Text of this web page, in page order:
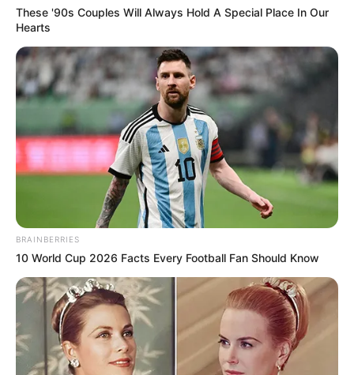
Beby Tsabina
These '90s Couples Will Always Hold A Special Place In Our
Hearts
BRAINBERRIES
10 World Cup 2026 Facts Every Football Fan Should Know